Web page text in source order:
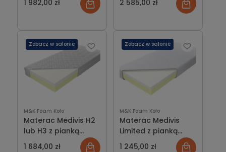
1 982,00 zł 2 585,00 zł
M&K Foam Koło
Materac Medivis H2
lub H3 z pianką
Visco
1 684,00 zł
Zobacz w salonie
M&K Foam Koło
Materac Medivis
Limited z pianką
Visco
1 245,00 zł
Zobacz w salonie